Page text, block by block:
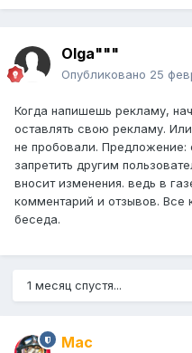
Olga"""
Опубликовано 25
Когда напишешь рекламу,
оставлять свою рекламу.
не пробовали.
запретить другим
вносит изменения. ведь в
комментарий и отзывов. Все
беседа.
1 месяц спустя...
Mac